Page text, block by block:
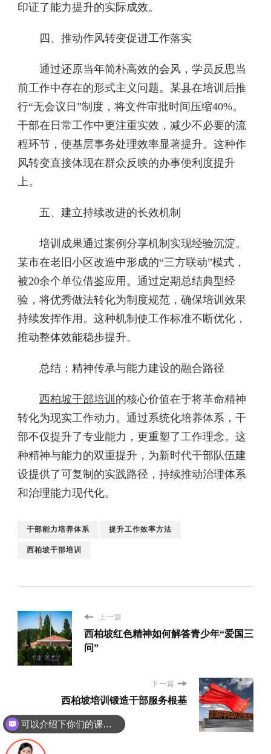
印证了能力提升的实际成效。
四、推动作风转变促进工作落实
通过还原当年简朴高效的会风，学员反思当
前工作中存在的形式主义问题。某县在培训后推
行“无会议日”制度，将文件审批时间压缩40%。
干部在日常工作中更注重实效，减少不必要的流
程环节，使基层事务处理效率显著提升。这种作
风转变直接体现在群众反映的办事便利度提升
上。
五、建立持续改进的长效机制
培训成果通过案例分享机制实现经验沉淀。
某市在老旧小区改造中形成的“三方联动”模式，
被20余个单位借鉴应用。通过定期总结典型经
验，将优秀做法转化为制度规范，确保培训效果
持续发挥作用。这种机制使工作标准不断优化，
推动整体效能稳步提升。
总结：精神传承与能力建设的融合路径
西柏坡干部培训 的核心价值在于将革命精神
转化为现实工作动力。通过系统化培养体系，干
部不仅提升了专业能力，更重塑了工作理念。这
种精神与能力的双重提升，为新时代干部队伍建
设提供了可复制的实践路径，持续推动治理体系
和治理能力现代化。
干部能力培养体系 提升工作效率方法
西柏坡干部培训
上一篇
西柏坡红色精神如何解答青少年“爱国三
问”
下一篇
西柏坡培训锻造干部服务根基
你们是怎么收费的呢